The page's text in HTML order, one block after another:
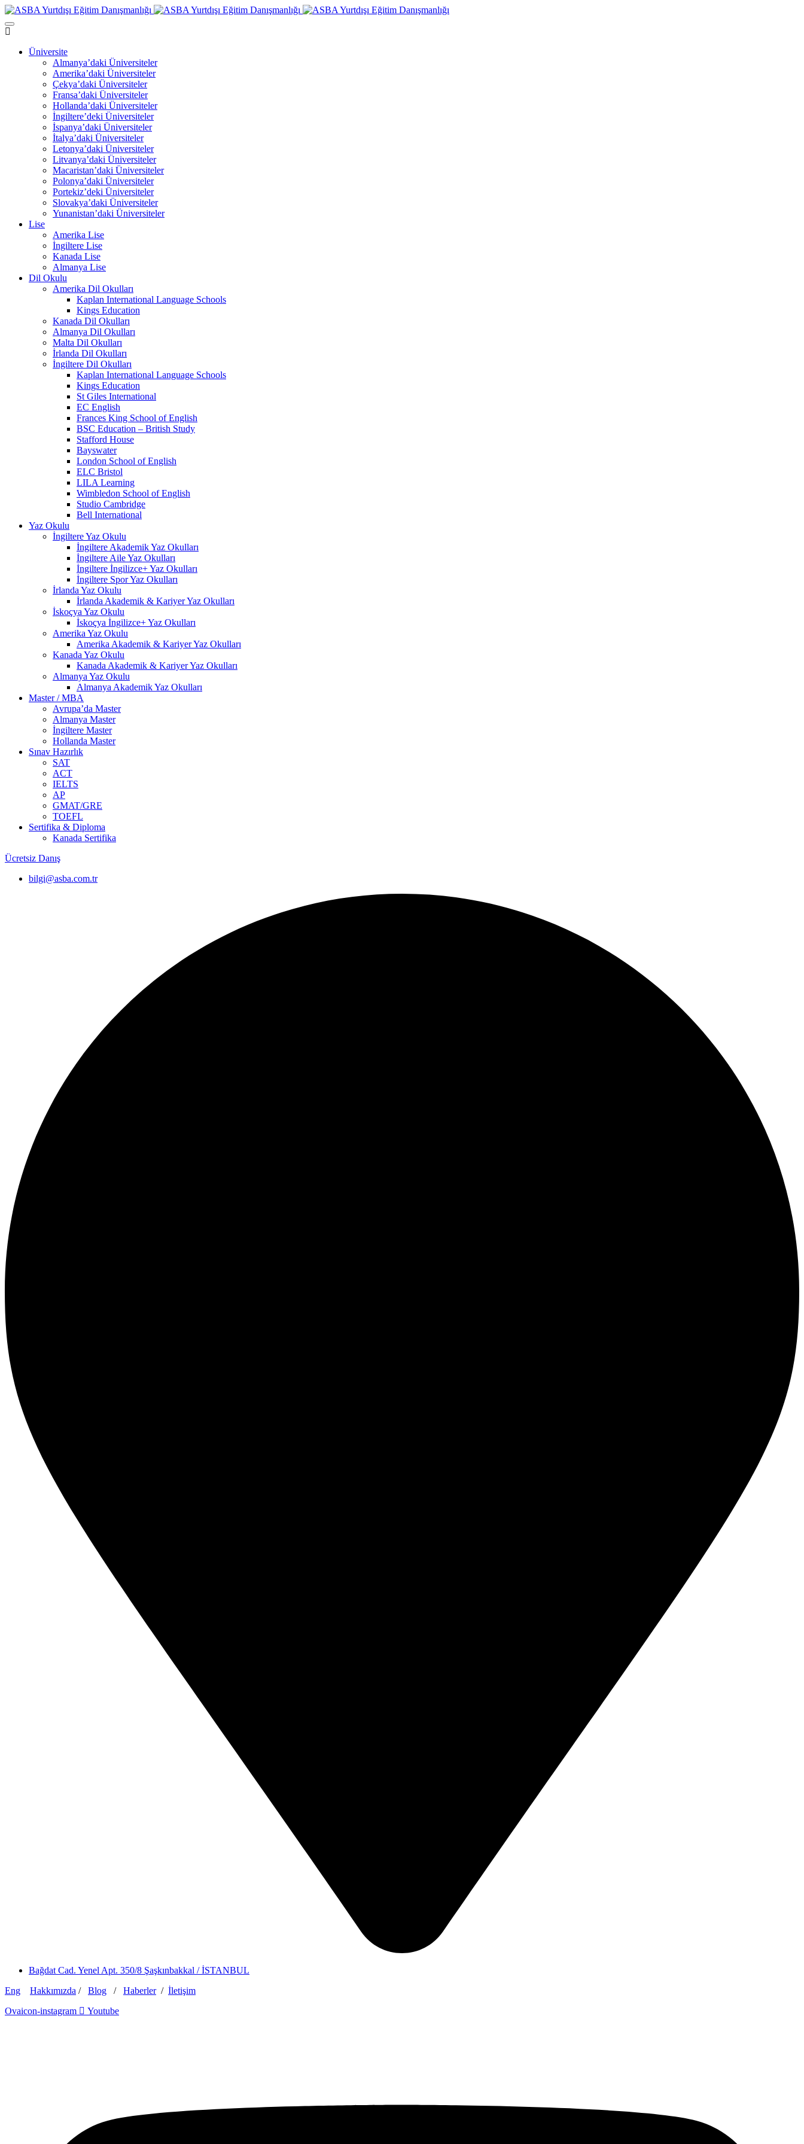
Üniversite
Almanya’daki Üniversiteler
Amerika’daki Üniversiteler
Çekya’daki Üniversiteler
Fransa’daki Üniversiteler
Hollanda’daki Üniversiteler
İngiltere’deki Üniversiteler
İspanya’daki Üniversiteler
İtalya’daki Üniversiteler
Letonya’daki Üniversiteler
Litvanya’daki Üniversiteler
Macaristan’daki Üniversiteler
Polonya’daki Üniversiteler
Portekiz’deki Üniversiteler
Slovakya’daki Üniversiteler
Yunanistan’daki Üniversiteler
Lise
Amerika Lise
İngiltere Lise
Kanada Lise
Almanya Lise
Dil Okulu
Amerika Dil Okulları
Kaplan International Language Schools
Kings Education
Kanada Dil Okulları
Almanya Dil Okulları
Malta Dil Okulları
İrlanda Dil Okulları
İngiltere Dil Okulları
Kaplan International Language Schools
Kings Education
St Giles International
EC English
Frances King School of English
BSC Education – British Study
Stafford House
Bayswater
London School of English
ELC Bristol
LILA Learning
Wimbledon School of English
Studio Cambridge
Bell International
Yaz Okulu
İngiltere Yaz Okulu
İngiltere Akademik Yaz Okulları
İngiltere Aile Yaz Okulları
İngiltere İngilizce+ Yaz Okulları
İngiltere Spor Yaz Okulları
İrlanda Yaz Okulu
İrlanda Akademik & Kariyer Yaz Okulları
İskoçya Yaz Okulu
İskoçya İngilizce+ Yaz Okulları
Amerika Yaz Okulu
Amerika Akademik & Kariyer Yaz Okulları
Kanada Yaz Okulu
Kanada Akademik & Kariyer Yaz Okulları
Almanya Yaz Okulu
Almanya Akademik Yaz Okulları
Master / MBA
Avrupa’da Master
Almanya Master
İngiltere Master
Hollanda Master
Sınav Hazırlık
SAT
ACT
IELTS
AP
GMAT/GRE
TOEFL
Sertifika & Diploma
Kanada Sertifika
Ücretsiz Danış
bilgi@asba.com.tr
Bağdat Cad. Yenel Apt. 350/8 Şaşkınbakkal / İSTANBUL
Eng
Hakkımızda / Blog / Haberler/ İletişim
Ovaicon-instagram
Youtube